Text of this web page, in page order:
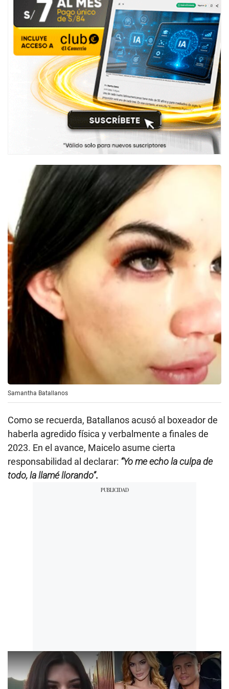
Samantha Batallanos
Como se recuerda, Batallanos acusó al boxeador de
haberla agredido física y verbalmente a finales de
2023. En el avance, Maicelo asume cierta
responsabilidad al declarar: “Yo me echo la culpa de
todo, la llamé llorando”.